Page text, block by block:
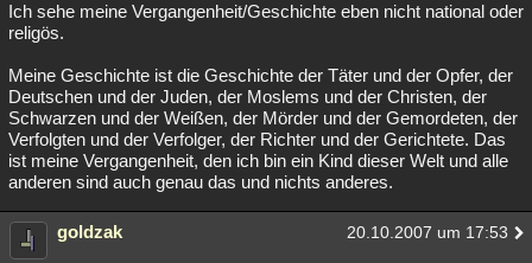
Ich sehe meine Vergangenheit/Geschichte eben nicht national oder
religös.
Meine Geschichte ist die Geschichte der Täter und der Opfer, der
Deutschen und der Juden, der Moslems und der Christen, der
Schwarzen und der Weißen, der Mörder und der Gemordeten, der
Verfolgten und der Verfolger, der Richter und der Gerichtete. Das
ist meine Vergangenheit, den ich bin ein Kind dieser Welt und alle
anderen sind auch genau das und nichts anderes.
goldzak 20.10.2007 um 17:53